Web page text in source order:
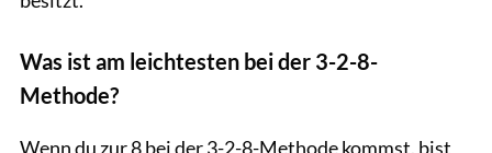
Was ist am leichtesten bei der 3-2-8-
Methode?
Wenn du zur 8 bei der 3-2-8-Methode kommst, bist